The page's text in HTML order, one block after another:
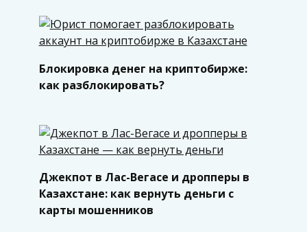
Блокировка денег на криптобирже:
как разблокировать?
Джекпот в Лас-Вегасе и дропперы в
Казахстане: как вернуть деньги с
карты мошенников